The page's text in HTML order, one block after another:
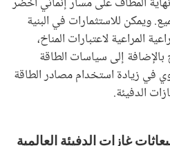
ويمكن للاستثمارات في البنية
المراعية لاعتبارات المناخ،
إلى سياسات الطاقة
في زيادة استخدام مصادر الطاقة
الدفيئة.